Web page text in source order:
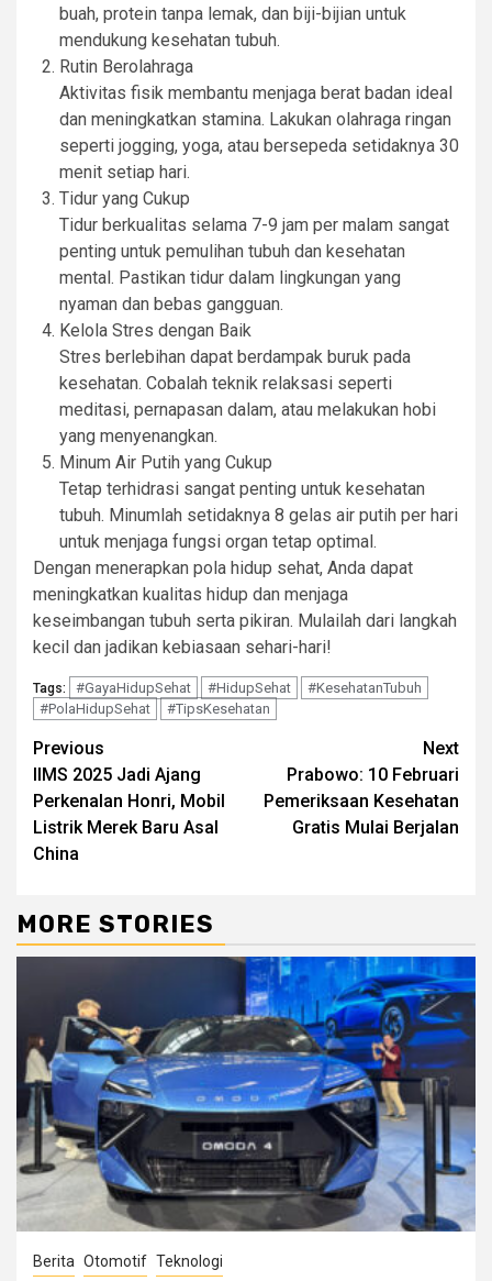
buah, protein tanpa lemak, dan biji-bijian untuk
mendukung kesehatan tubuh.
Rutin Berolahraga
Aktivitas fisik membantu menjaga berat badan ideal
dan meningkatkan stamina. Lakukan olahraga ringan
seperti jogging, yoga, atau bersepeda setidaknya 30
menit setiap hari.
Tidur yang Cukup
Tidur berkualitas selama 7-9 jam per malam sangat
penting untuk pemulihan tubuh dan kesehatan
mental. Pastikan tidur dalam lingkungan yang
nyaman dan bebas gangguan.
Kelola Stres dengan Baik
Stres berlebihan dapat berdampak buruk pada
kesehatan. Cobalah teknik relaksasi seperti
meditasi, pernapasan dalam, atau melakukan hobi
yang menyenangkan.
Minum Air Putih yang Cukup
Tetap terhidrasi sangat penting untuk kesehatan
tubuh. Minumlah setidaknya 8 gelas air putih per hari
untuk menjaga fungsi organ tetap optimal.
Dengan menerapkan pola hidup sehat, Anda dapat
meningkatkan kualitas hidup dan menjaga
keseimbangan tubuh serta pikiran. Mulailah dari langkah
kecil dan jadikan kebiasaan sehari-hari!
Tags: #GayaHidupSehat #HidupSehat
#KesehatanTubuh
#PolaHidupSehat
#TipsKesehatan
Continue
Reading
Previous
IIMS 2025 Jadi Ajang
Perkenalan Honri, Mobil
Listrik Merek Baru Asal
China
Next
Prabowo: 10 Februari
Pemeriksaan Kesehatan
Gratis Mulai Berjalan
MORE STORIES
Berita Otomotif Teknologi